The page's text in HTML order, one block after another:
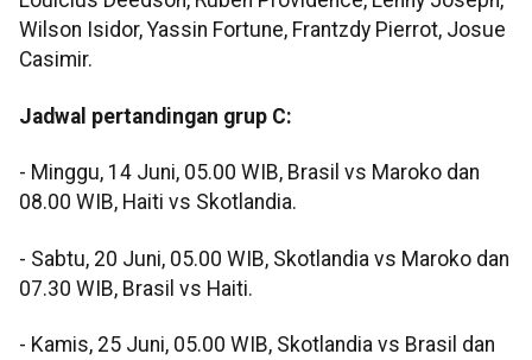
Wilson Isidor, Yassin Fortune, Frantzdy Pierrot, Josue
Casimir.
Jadwal pertandingan grup C:
- Minggu, 14 Juni, 05.00 WIB, Brasil vs Maroko dan
08.00 WIB, Haiti vs Skotlandia.
- Sabtu, 20 Juni, 05.00 WIB, Skotlandia vs Maroko dan
07.30 WIB, Brasil vs Haiti.
- Kamis, 25 Juni, 05.00 WIB, Skotlandia vs Brasil dan